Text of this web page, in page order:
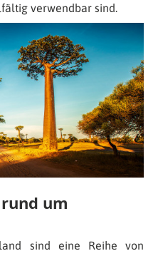
verwendbar sind.
um
sind eine Reihe von